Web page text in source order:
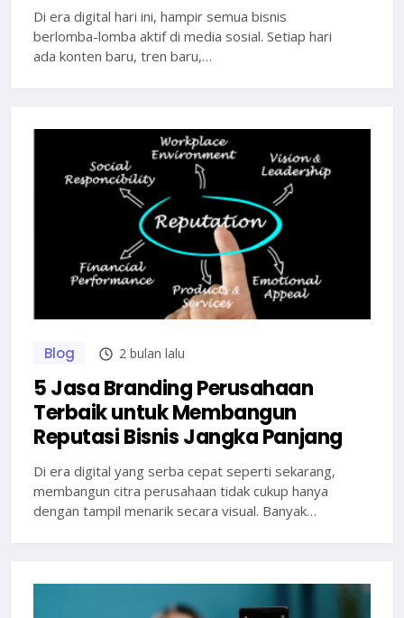
Di era digital hari ini, hampir semua bisnis
berlomba-lomba aktif di media sosial. Setiap hari
ada konten baru, tren baru,…
Blog 2 bulan lalu
5 Jasa Branding Perusahaan
Terbaik untuk Membangun
Reputasi Bisnis Jangka Panjang
Di era digital yang serba cepat seperti sekarang,
membangun citra perusahaan tidak cukup hanya
dengan tampil menarik secara visual. Banyak…